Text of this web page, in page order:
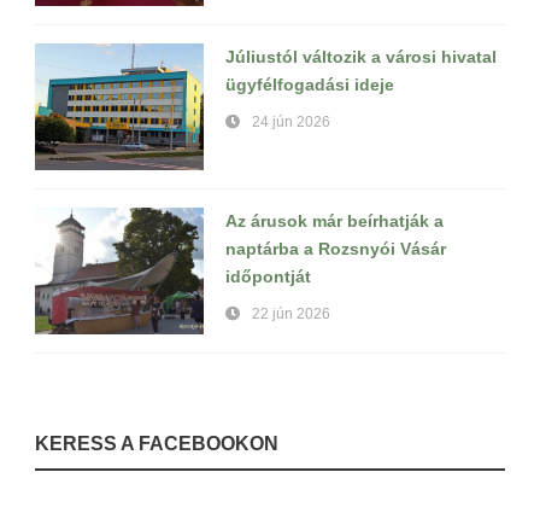
Júliustól változik a városi hivatal
ügyfélfogadási ideje
24 jún 2026
Az árusok már beírhatják a
naptárba a Rozsnyói Vásár
időpontját
22 jún 2026
KERESS A FACEBOOKON